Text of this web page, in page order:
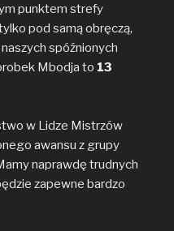
punktem strefy
pod samą obręczą,
spóźnionych
Mbodja to 13
w Lidze Mistrzów
awansu z grupy
naprawdę trudnych
zapewne bardzo